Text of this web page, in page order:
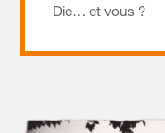
Die… et vous ?